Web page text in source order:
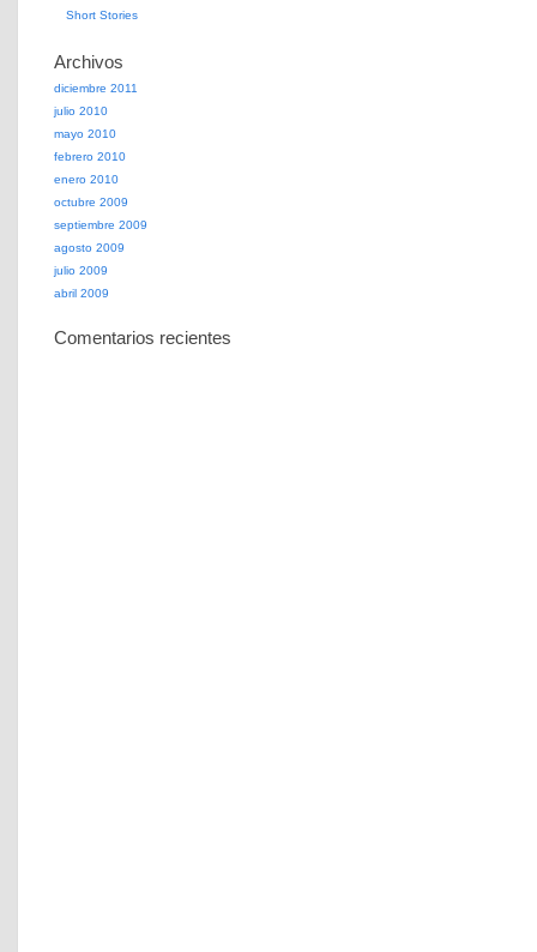
Short Stories
Archivos
diciembre 2011
julio 2010
mayo 2010
febrero 2010
enero 2010
octubre 2009
septiembre 2009
agosto 2009
julio 2009
abril 2009
Comentarios recientes